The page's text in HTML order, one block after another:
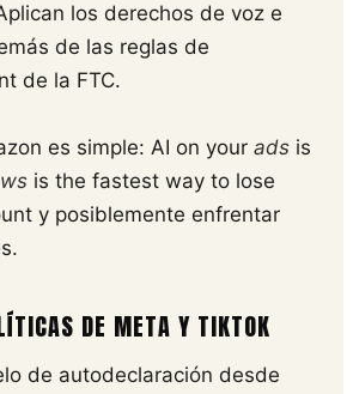
los derechos de voz e
de las reglas de
de la FTC.
es simple: AI on your ads is
is the fastest way to lose
y posiblemente enfrentar
DE META Y TIKTOK
de autodeclaración desde